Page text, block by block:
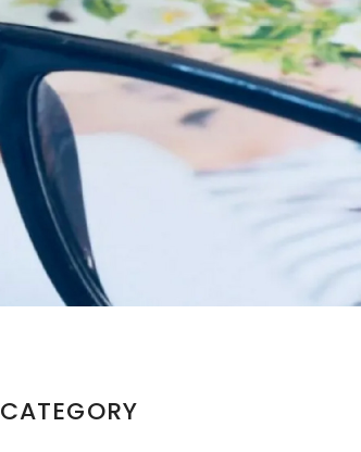
CATEGORY